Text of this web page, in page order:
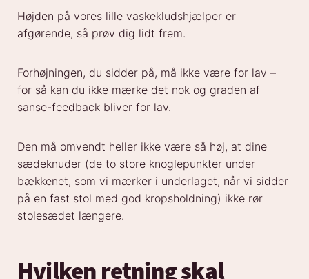
Højden på vores lille vaskekludshjælper er
afgørende, så prøv dig lidt frem.
Forhøjningen, du sidder på, må ikke være for lav –
for så kan du ikke mærke det nok og graden af
sanse-feedback bliver for lav.
Den må omvendt heller ikke være så høj, at dine
sædeknuder (de to store knoglepunkter under
bækkenet, som vi mærker i underlaget, når vi sidder
på en fast stol med god kropsholdning) ikke rør
stolesædet længere.
Hvilken retning skal